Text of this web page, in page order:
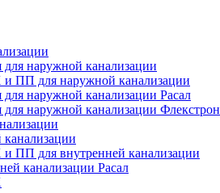
наружной канализации
ПП для наружной канализации
наружной канализации Расал
наружной канализации Флекстрон
ПП для внутренней канализации
канализации Расал